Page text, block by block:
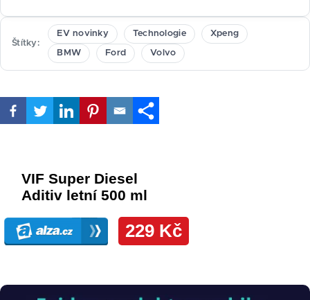
Štítky
EV novinky Technologie Xpeng
BMW Ford Volvo
Obrázek